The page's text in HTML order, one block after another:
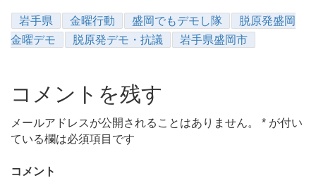
岩手県 金曜行動 盛岡でもデモし隊
脱原発盛岡
金曜デモ
脱原発デモ・抗議 岩手県盛岡市
コメントを残す
メールアドレスが公開されることはありません。 * が付い
ている欄は必須項目です
コメント